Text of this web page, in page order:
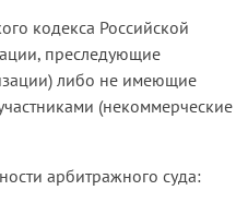
кодекса Российской
преследующие
либо не имеющие
(некоммерческие
арбитражного суда: